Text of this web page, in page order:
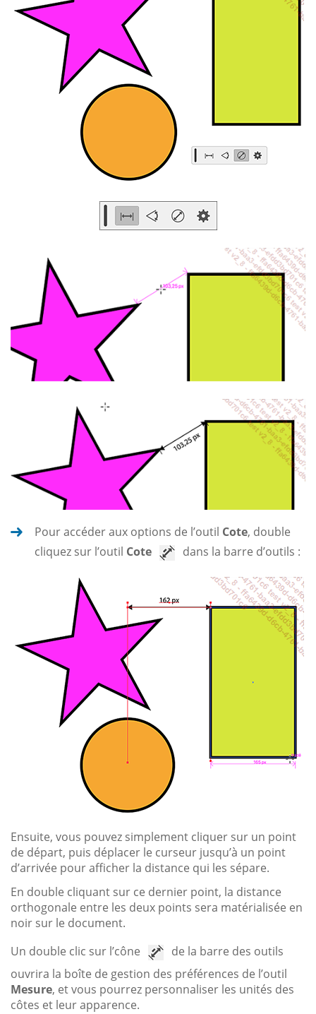
Pour accéder aux options de l’outil Cote, double
cliquez sur l’outil Cote dans la barre d’outils :
Ensuite, vous pouvez simplement cliquer sur un point
de départ, puis déplacer le curseur jusqu’à un point
d’arrivée pour afficher la distance qui les sépare.
En double cliquant sur ce dernier point, la distance
orthogonale entre les deux points sera matérialisée en
noir sur le document.
Un double clic sur l’cône
de la barre des outils
ouvrira la boîte de gestion des préférences de l’outil
Mesure, et vous pourrez personnaliser les unités des
côtes et leur apparence.